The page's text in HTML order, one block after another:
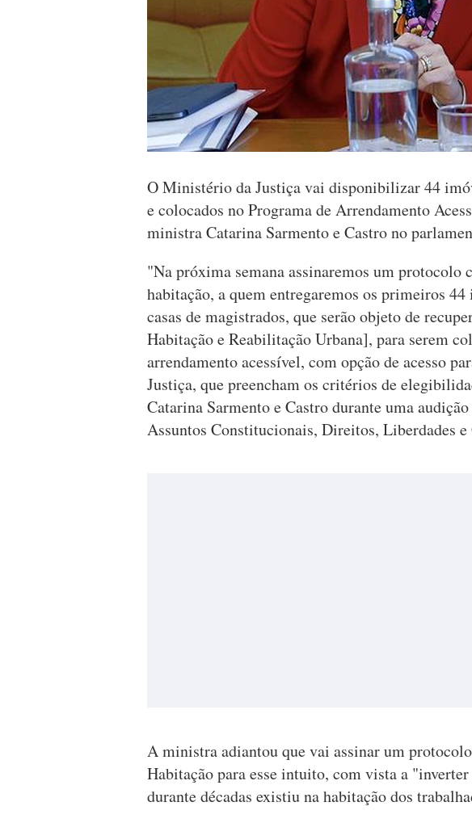
O Ministério da Justiça vai disponibilizar 44
e colocados no Programa de Arrendamento
ministra Catarina Sarmento e Castro no
"Na próxima semana assinaremos um
habitação, a quem entregaremos os primeiros
casas de magistrados, que serão objeto de
Habitação e Reabilitação Urbana], para serem
arrendamento acessível, com opção de acesso
Justiça, que preencham os critérios de
Catarina Sarmento e Castro durante uma
Assuntos Constitucionais, Direitos, Liberdades e
A ministra adiantou que vai assinar um
Habitação para esse intuito, com vista a
durante décadas existiu na habitação dos